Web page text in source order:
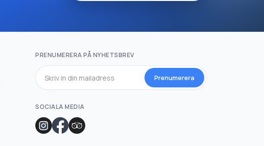
PRENUMERERA PÅ NYHETSBREV
Prenumerera
SOCIALA MEDIA